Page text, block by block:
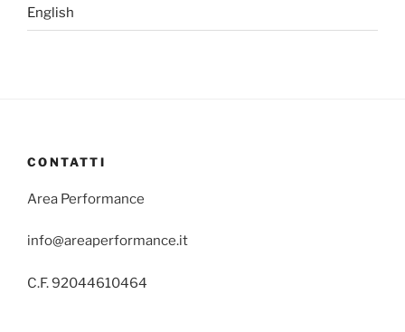
English
CONTATTI
Area Performance
info@areaperformance.it
C.F. 92044610464